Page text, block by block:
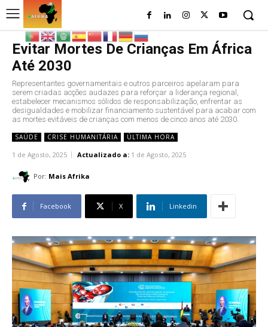
Evitar Mortes De Crianças Em África
Até 2030
Representantes governamentais e outros parceiros apelaram para
serem criadas acções audazes para reforçar a liderança regional,
estabelecer mecanismos sólidos de responsabilização, enfrentar as
desigualdades e mobilizar financiamento sustentável para acabar com
as mortes evitáveis de crianças com menos de cinco anos até 2030.
SAÚDE CRISE HUMANITÁRIA ÚLTIMA HORA
1 de Agosto, 2025 Actualizado a: 1 de Agosto, 2025
Por: Mais Afrika
Facebook X Linkedin